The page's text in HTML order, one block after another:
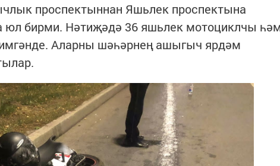
проспектыннан Яшьлек проспектына
юл бирми. Нәтиҗәдә 36 яшьлек мотоциклчы
Аларны шәһәрнең ашыгыч ярдәм